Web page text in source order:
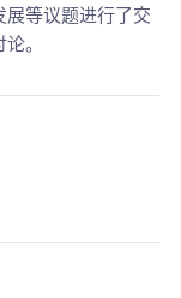
等议题进行了交
。